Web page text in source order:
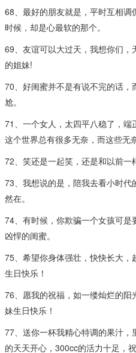
68、最好的朋友就是，平时互相
时候，却是心最软的那个。
69、友谊可以大过天，我想你们
的姐妹!
70、好闺蜜并不是有说不完的话
尬。
71、一个女人，太四平八稳了，
这个世界总有很多无奈，而这些无
72、笑还是一起笑，还是和以前一
73、我想说的是，陪我去看小时
然在。
74、有时候，你欺骗一个女孩可
凶悍的闺蜜。
75、希望你身体强壮，快快长大
生日快乐！
76、愿我的祝福，如一缕灿烂的
妹生日快乐！
77、送你一杯我精心特调的果汁
的天天开心，300cc的活力十足，